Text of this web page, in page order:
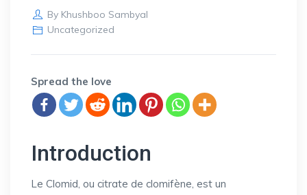
By Khushboo Sambyal
Uncategorized
Spread the love
Introduction
Le Clomid, ou citrate de clomifène, est un